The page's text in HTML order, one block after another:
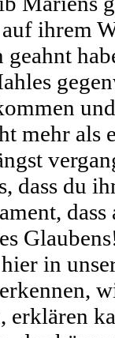
ihrem
geahnt
mehr als
dass du
in
erklären